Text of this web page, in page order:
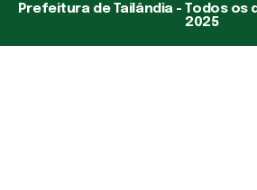
Prefeitura de Tailândia - Todos
2025